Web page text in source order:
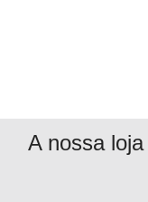
A nossa loja